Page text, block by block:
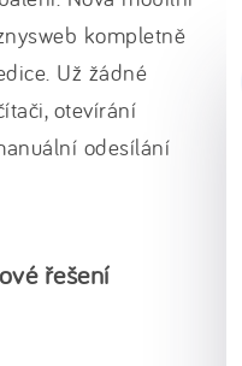
kompletně
Už žádné
otevírání
odesílání
řešení